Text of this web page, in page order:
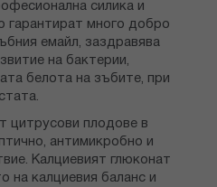
силика и
гарантират много добро
емайл, заздравява
на бактерии,
белота на зъбите, при
цитрусови плодове в
антимикробно и
Калциевият глюконат
на калциевия баланс и